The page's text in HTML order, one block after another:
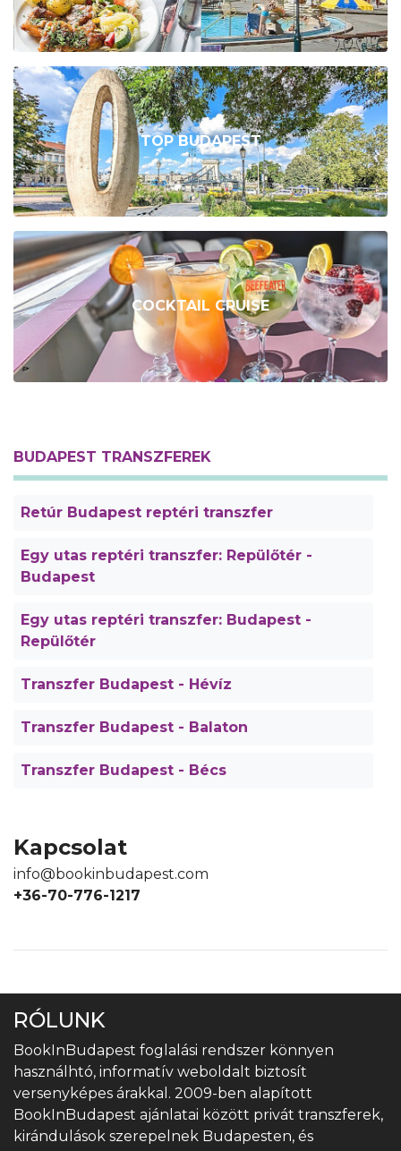
TOP BUDAPEST
COCKTAIL CRUISE
BUDAPEST TRANSZFEREK
Retúr Budapest reptéri transzfer
Egy utas reptéri transzfer: Repülőtér -
Budapest
Egy utas reptéri transzfer: Budapest -
Repülőtér
Transzfer Budapest - Hévíz
Transzfer Budapest - Balaton
Transzfer Budapest - Bécs
Kapcsolat
info@bookinbudapest.com
+36-70-776-1217
RÓLUNK
BookInBudapest foglalási rendszer könnyen
használhtó, informatív weboldalt biztosít
versenyképes árakkal. 2009-ben alapított
BookInBudapest ajánlatai között privát transzferek,
kirándulások szerepelnek Budapesten, és